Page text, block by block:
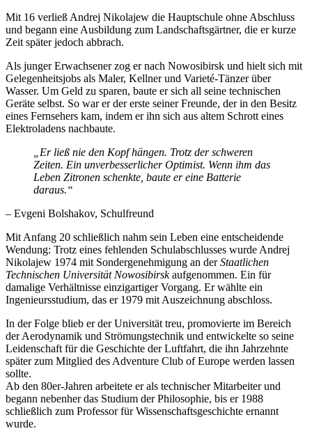
Mit 16 verließ Andrej Nikolajew die Hauptschule ohne Abschluss
und begann eine Ausbildung zum Landschaftsgärtner, die er kurze
Zeit später jedoch abbrach.
Als junger Erwachsener zog er nach Nowosibirsk und hielt sich mit
Gelegenheitsjobs als Maler, Kellner und Varieté-Tänzer über
Wasser. Um Geld zu sparen, baute er sich all seine technischen
Geräte selbst. So war er der erste seiner Freunde, der in den Besitz
eines Fernsehers kam, indem er ihn sich aus altem Schrott eines
Elektroladens nachbaute.
„Er ließ nie den Kopf hängen. Trotz der schweren
Zeiten. Ein unverbesserlicher Optimist. Wenn ihm das
Leben Zitronen schenkte, baute er eine Batterie
daraus.“
– Evgeni Bolshakov, Schulfreund
Mit Anfang 20 schließlich nahm sein Leben eine entscheidende
Wendung: Trotz eines fehlenden Schulabschlusses wurde Andrej
Nikolajew 1974 mit Sondergenehmigung an derStaatlichen
Technischen Universität Nowosibirskaufgenommen. Ein für
damalige Verhältnisse einzigartiger Vorgang. Er wählte ein
Ingenieursstudium, das er 1979 mit Auszeichnung abschloss.
In der Folge blieb er der Universität treu, promovierte im Bereich
der Aerodynamik und Strömungstechnik und entwickelte so seine
Leidenschaft für die Geschichte der Luftfahrt, die ihn Jahrzehnte
später zum Mitglied des Adventure Club of Europe werden lassen
sollte.
Ab den 80er-Jahren arbeitete er als technischer Mitarbeiter und
begann nebenher das Studium der Philosophie, bis er 1988
schließlich zum Professor für Wissenschaftsgeschichte ernannt
wurde.